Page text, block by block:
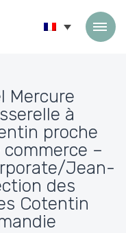
Mercure
à
proche
–
Jean-
des
Cotentin